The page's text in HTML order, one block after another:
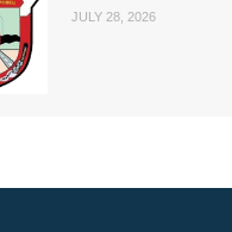
JULY 28, 2026